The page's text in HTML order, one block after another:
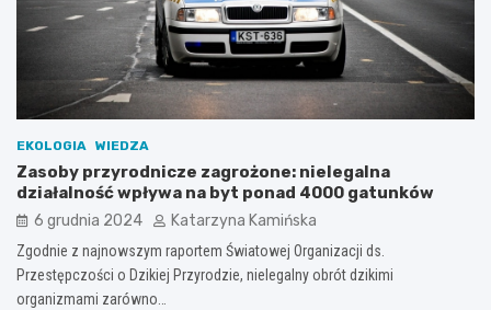
EKOLOGIA WIEDZA
Zasoby przyrodnicze zagrożone: nielegalna
działalność wpływa na byt ponad 4000 gatunków
6 grudnia 2024 Katarzyna Kamińska
Zgodnie z najnowszym raportem Światowej Organizacji ds.
Przestępczości o Dzikiej Przyrodzie, nielegalny obrót dzikimi
organizmami zarówno…